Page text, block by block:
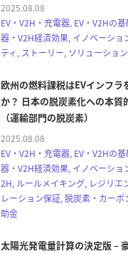
2025.08.08
EV・V2H・充電器, EV・V2Hの
器・V2H経済効果, イノベーショ
ティ, ストーリー, ソリューショ
欧州の燃料課税はEVインフラ
か？ 日本の脱炭素化への本質
（運輸部門の脱炭素）
2025.08.08
EV・V2H・充電器, EV・V2Hの
器・V2H経済効果, イノベーショ
2H, ルールメイキング, レジリエ
レーション保証, 脱炭素・カー
助金
太陽光発電量計算の決定版 –